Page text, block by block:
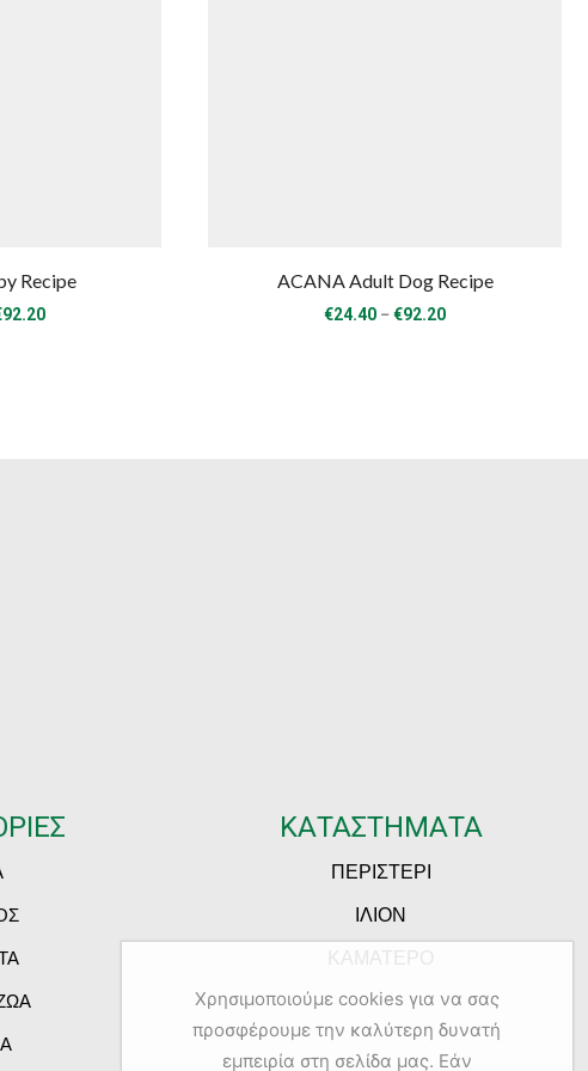
Recipe
92.20Price
ACANA Adult Dog Recipe
€24.40 –€92.20Price
ΚΑΤΑΣΤΗΜΑΤΑ
ΠΕΡΙΣΤΕΡΙ
ΙΛΙΟΝ
Χρησιμοποιούμε cookies για να σας
προσφέρουμε την καλύτερη δυνατή
εμπειρία στη σελίδα μας. Εάν